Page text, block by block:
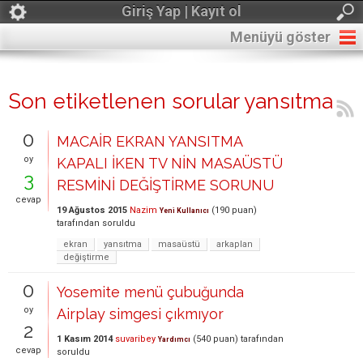
Giriş Yap | Kayıt ol
Menüyü göster
Son etiketlenen sorular yansıtma
0
oy
3
cevap
MACAİR EKRAN YANSITMA
KAPALI İKEN TV NİN MASAÜSTÜ
RESMİNİ DEĞİŞTİRME SORUNU
19 Ağustos 2015 Nazim Yeni Kullanıcı (190 puan)
tarafından soruldu
ekran
yansıtma masaüstü
arkaplan
değiştirme
0
oy
2
cevap
Yosemite menü çubuğunda
Airplay simgesi çıkmıyor
1 Kasım 2014 suvaribey Yardımcı (540 puan) tarafından
soruldu